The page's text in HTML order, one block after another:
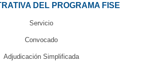
DEL PROGRAMA FISE
Servicio
Convocado
Adjudicación Simplificada